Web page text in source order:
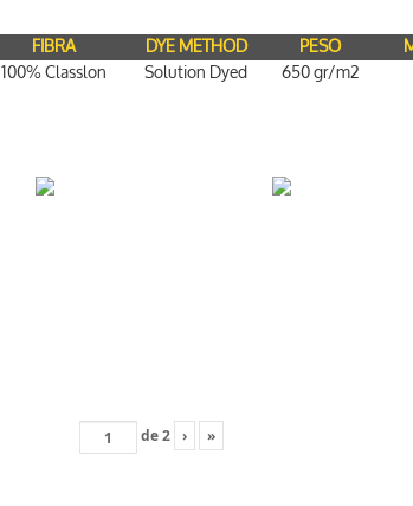
FIBRA DYE METHOD PESO
100% Classlon Solution Dyed 650 gr/m2
de2 › »